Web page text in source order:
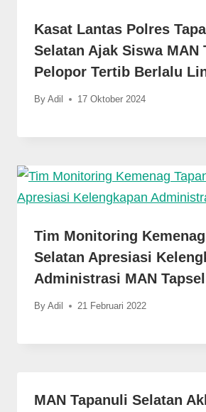
Kasat Lantas Polres
Selatan Ajak Siswa MAN
Pelopor Tertib Berlalu
By Adil 17 Oktober 2024
Tim Monitoring
Selatan Apresiasi
Administrasi MAN Tapsel
By Adil 21 Februari 2022
MAN Tapanuli Selatan